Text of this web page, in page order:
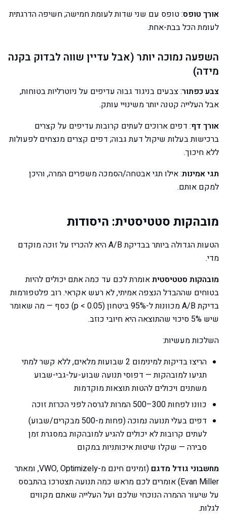
אורך טופס: טופס עם שני שדות לעומת חמישה; חשיפה הדרגתית
לעומת הכל בבת-אחת.
השפעה נמוכה יותר (אבל עדיין שווה לבדוק בקנה
מידה)
צבע כפתור: צבעים בניגוד גבוה עדיפים על ניוטרליות בטוחות,
אבל העלייה קטנה יותר משינויי עותק.
אורך דף: דפים ארוכים לעתים קרובות עדיפים על קצרים
ברכישות בעלות שיקול דעת גבוה; דפים קצרים מנצחים לפעולות
ללא חיכוך.
תגי אמינות: אילו תגי אבטחה/הסמכה משפרים המרה, והיכן
למקם אותם.
מובהקות סטטיסטית: היסודות
הטעות הגדולה ביותר בבדיקת A/B היא להכריז על זוכה מוקדם
מדי.
מובהקות סטטיסטיתאומרת לכם עד כמה אתם יכולים להיות
בטוחים שההבדל הנצפה אמיתי, לא רעש אקראי. רוב פלטפורמות
בדיקת A/B מכוונות ל-95% ביטחון (p < 0.05) כסף — מה שאומר
שיש 5% סיכוי שהתוצאה היא חיובי כוזב.
השלכות מעשיות:
הריצו בדיקות למינימום 2 שבועות מלאים, ללא קשר למתי
תגיעו למובהקות — דפוסי תנועה שבוע-על-גבי-שבוע
משתנים ויכולים להטות תוצאות מוקדמות
כוונו לפחות 300–500 המרות לגרסה לפני הכרזת זוכה
דפים בעלי תנועה נמוכה (פחות מ-500 מבקרים/שבוע)
לעתים קרובות לא יכולים להגיע למובהקות במסגרת זמן
סבירה — שקלו שיטות איכותניות במקום
מחשבוני גודל מדגם
(זמינים חינם מ-VWO, Optimizely, ומאתר
Evan Miller) אומרים לכם מראש כמה תנועה תצטרכו בהתבסס
על שיעור ההמרה הנוכחי שלכם ועל העלייה שאתם מקווים
לגלות.